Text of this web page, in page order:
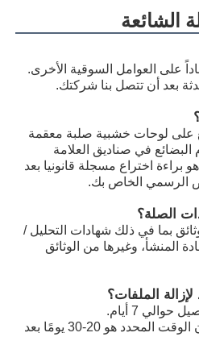
A11VLO190LE2S/
A11VLO190LE2S/
A11VLO190LE2S/
A11VLO190LE2S/
A11VLO190LE2S/
A11VLO190LE2S/
A11VLO190LE2S/
الشائعة
على العوامل السوقية الأخرى.
بعد أن تتصل بنا شركتك.
على لوحات خشبية صلبة معقمة
البضائع في صناديق العلامة
براءة اختراع مسجلة قانونيا بعد
الرسمي الخاص بك.
الصلة؟
بما في ذلك شهادات التحليل /
المنشأ، وغيرها من الوثائق
7 أيام.
بالنسبة للإنتاج الجماعي، فإن الوقت المحدد هو 20-30 يومًا بعد